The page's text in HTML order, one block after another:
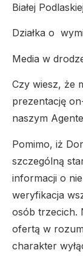
Białej
Działka o
Media w
Czy wiesz, że
prezentację
naszym
Pomimo, iż
szczególną
informacji o
weryfikacja
osób trzecich.
ofertą w
charakter